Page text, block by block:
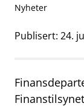
Aktuelt
businessOm
Nyheter
Publisert: 24.